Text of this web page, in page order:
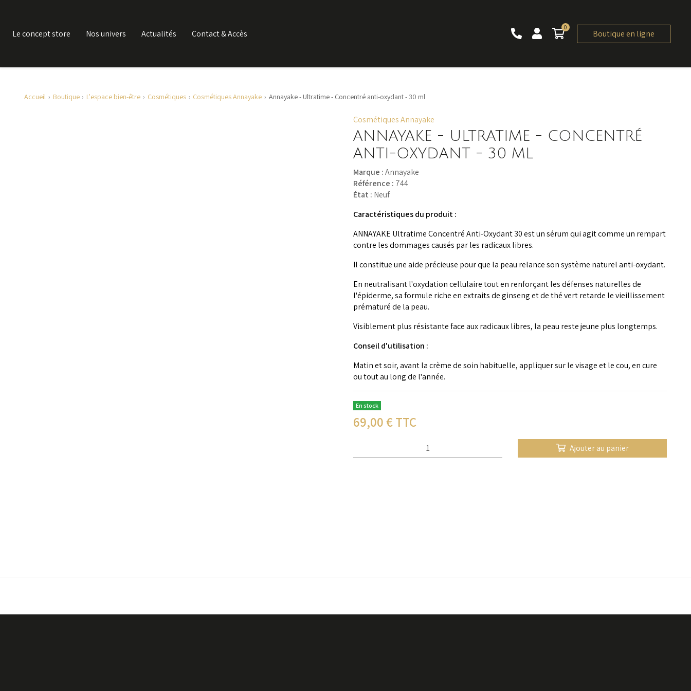
Le concept store Nos univers Actualités Contact & Accès
0
0 article Boutique en ligne
Accueil Boutique L'espace bien-être Cosmétiques Cosmétiques Annayake Annayake - Ultratime - Concentré anti-oxydant - 30 ml
Cosmétiques Annayake
ANNAYAKE - ULTRATIME - CONCENTRÉ
ANTI-OXYDANT - 30 ML
Marque :Annayake
Référence : 744
État : Neuf
Caractéristiques du produit :
ANNAYAKE Ultratime Concentré Anti-Oxydant 30 est un sérum qui agit comme un rempart
contre les dommages causés par les radicaux libres.
Il constitue une aide précieuse pour que la peau relance son système naturel anti-oxydant.
En neutralisant l'oxydation cellulaire tout en renforçant les défenses naturelles de
l'épiderme, sa formule riche en extraits de ginseng et de thé vert retarde le vieillissement
prématuré de la peau.
Visiblement plus résistante face aux radicaux libres, la peau reste jeune plus longtemps.
Conseil d'utilisation :
Matin et soir, avant la crème de soin habituelle, appliquer sur le visage et le cou, en cure
ou tout au long de l'année.
En stock
69,00€ TTC
Ajouter au panier